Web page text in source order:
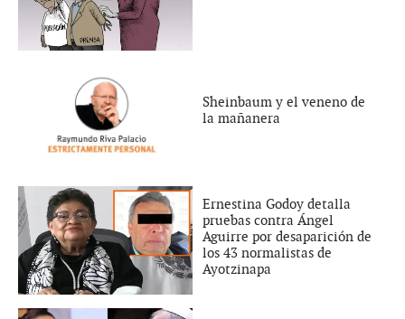
Sheinbaum y el veneno de
la mañanera
Ernestina Godoy detalla
pruebas contra Ángel
Aguirre por desaparición de
los 43 normalistas de
Ayotzinapa